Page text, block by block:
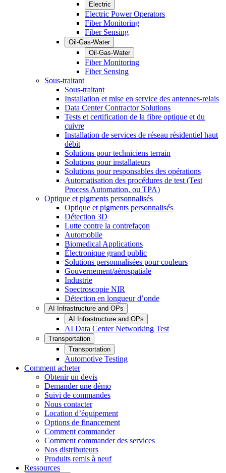
Electric
Electric Power Operators
Fiber Monitoring
Fiber Sensing
Oil-Gas-Water
Oil-Gas-Water
Fiber Monitoring
Fiber Sensing
Sous-traitant
Sous-traitant
Installation et mise en service des antennes-relais
Data Center Contractor Solutions
Tests et certification de la fibre optique et du
cuivre
Installation de services de réseau résidentiel haut
débit
Solutions pour techniciens terrain
Solutions pour installateurs
Solutions pour responsables des opérations
Automatisation des procédures de test (Test
Process Automation, ou TPA)
Optique et pigments personnalisés
Optique et pigments personnalisés
Détection 3D
Lutte contre la contrefaçon
Automobile
Biomedical Applications
Électronique grand public
Solutions personnalisées pour couleurs
Gouvernement/aérospatiale
Industrie
Spectroscopie NIR
Détection en longueur d’onde
AI Infrastructure and OPs
AI Infrastructure and OPs
AI Data Center Networking Test
Transportation
Transportation
Automotive Testing
Comment acheter
Obtenir un devis
Demander une démo
Suivi de commandes
Nous contacter
Location d’équipement
Options de financement
Comment commander
Comment commander des services
Nos distributeurs
Produits remis à neuf
Ressources